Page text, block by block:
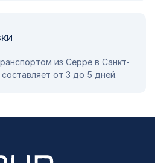
из Серре в Санкт-
от 3 до 5 дней.